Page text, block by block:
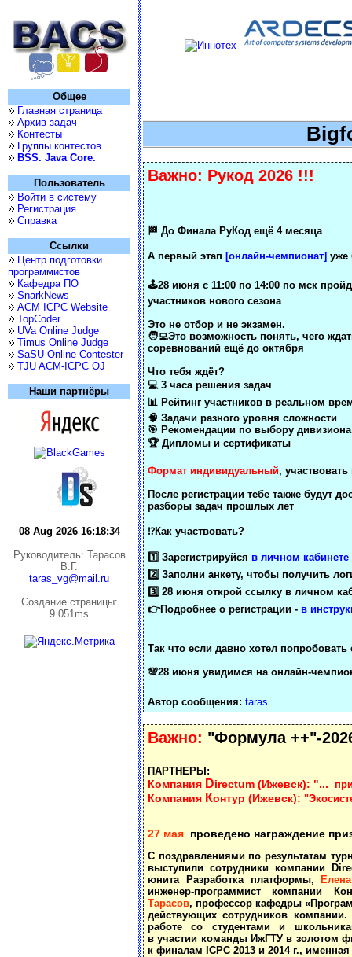
Общее
Главная страница
Архив задач
Контесты
Группы контестов
BSS. Java Core.
Пользователь
Войти в систему
Регистрация
Справка
Ссылки
Центр подготовки
программистов
Кафедра ПО
SnarkNews
ACM ICPC Website
TopCoder
UVa Online Judge
Timus Online Judge
SaSU Online Contester
TJU ACM-ICPC OJ
Наши партнёры
08 Aug 2026 16:18:35
Руководитель: Тарасов
В.Г.
taras_vg@mail.ru
Cоздание страницы:
9.051ms
Важно: Рукод 2026 !!!
🏁 До Финала РуКод ещё 4 месяца
А первый этап [онлайн-чемпионат] уже
🕹28 июня с 11:00 по 14:00 по мск
участников нового сезона
Это не отбор и не экзамен.
🧑‍💻Это возможность понять, чего
соревнований ещё до октября
Что тебя ждёт?
💻 3 часа решения задач
📊 Рейтинг участников в реальном
🧠 Задачи разного уровня сложности
🎯 Рекомендации по выбору дивизиона
🏆 Дипломы и сертификаты
Формат индивидуальный,
После регистрации тебе также будут
разборы задач прошлых лет
⁉️Как участвовать?
1️⃣ Зарегистрируйся в личном кабинете
2️⃣ Заполни анкету, чтобы получить
3️⃣ 28 июня открой ссылку в личном
👉Подробнее о регистрации - в
Так что если давно хотел
💯28 июня увидимся на онлайн-
Автор сообщения: taras
Важно: "Формула ++"-
ПАРТНЕРЫ:
Компания Directum (Ижевск): "...
Компания Контур (Ижевск):
27 мая проведено награждение
С поздравлениями по результатам
выступили сотрудники компании
юнита Разработка платформы,
инженер-программист компании
Тарасов, профессор кафедры
действующих сотрудников
работе со студентами и
в участии команды ИжГТУ в золотом
к финалам ICPC 2013 и 2014 г.,